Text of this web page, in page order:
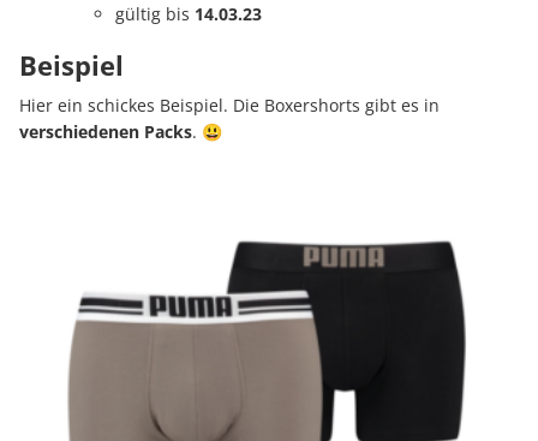
gültig bis 14.03.23
Beispiel
Hier ein schickes Beispiel. Die Boxershorts gibt es in
verschiedenen Packs. 😃